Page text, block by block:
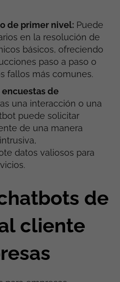
de primer nivel: Puede
en la resolución de
básicos, ofreciendo
paso a paso o
fallos más comunes.
de
una interacción o una
puede solicitar
de una manera
datos valiosos para
de
cliente